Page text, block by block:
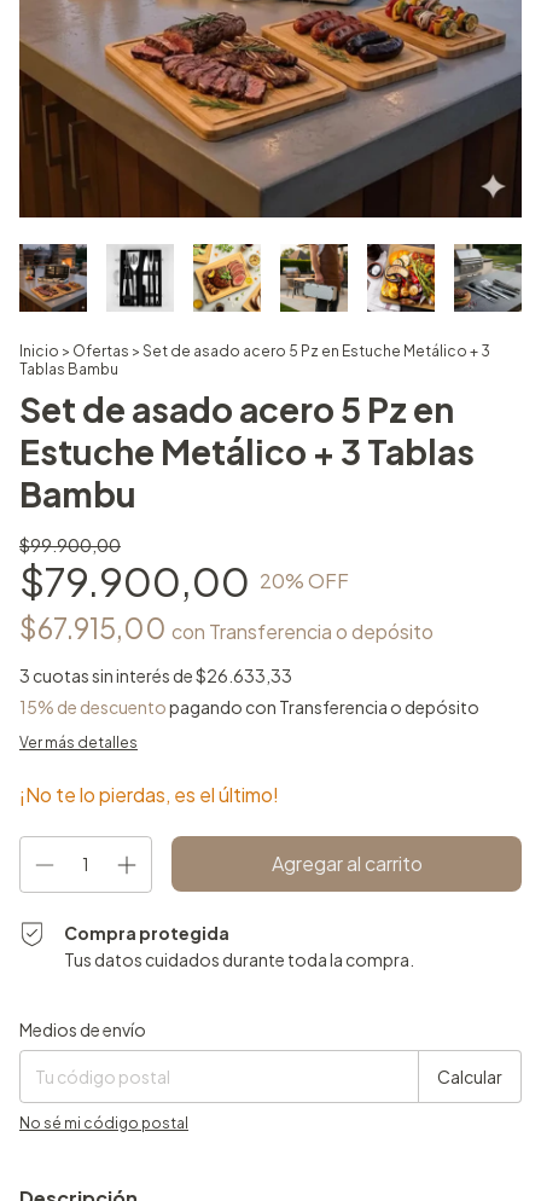
Inicio > Ofertas > Set de asado acero 5 Pz en Estuche Metálico + 3
Tablas Bambu
Set de asado acero 5 Pz en
Estuche Metálico + 3 Tablas
Bambu
$99.900,00
$79.900,00 20% OFF
$67.915,00 con Transferencia o depósito
3 cuotas sin interés de$26.633,33
15% de descuentopagando con Transferencia o depósito
Ver más detalles
¡No te lo pierdas, es el último!
Compra protegida
Tus datos cuidados durante toda la compra.
Entregas para el CP:
Medios de envío
Calcular
No sé mi código postal